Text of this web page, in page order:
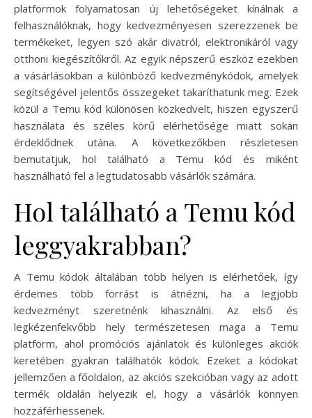
platformok folyamatosan új lehetőségeket kínálnak a
felhasználóknak, hogy kedvezményesen szerezzenek be
termékeket, legyen szó akár divatról, elektronikáról vagy
otthoni kiegészítőkről. Az egyik népszerű eszköz ezekben
a vásárlásokban a különböző kedvezménykódok, amelyek
segítségével jelentős összegeket takaríthatunk meg. Ezek
közül a Temu kód különösen közkedvelt, hiszen egyszerű
használata és széles körű elérhetősége miatt sokan
érdeklődnek utána. A következőkben részletesen
bemutatjuk, hol található a Temu kód és miként
használható fel a legtudatosabb vásárlók számára.
Hol található a Temu kód
leggyakrabban?
A Temu kódok általában több helyen is elérhetőek, így
érdemes több forrást is átnézni, ha a legjobb
kedvezményt szeretnénk kihasználni. Az első és
legkézenfekvőbb hely természetesen maga a Temu
platform, ahol promóciós ajánlatok és különleges akciók
keretében gyakran találhatók kódok. Ezeket a kódokat
jellemzően a főoldalon, az akciós szekcióban vagy az adott
termék oldalán helyezik el, hogy a vásárlók könnyen
hozzáférhessenek.